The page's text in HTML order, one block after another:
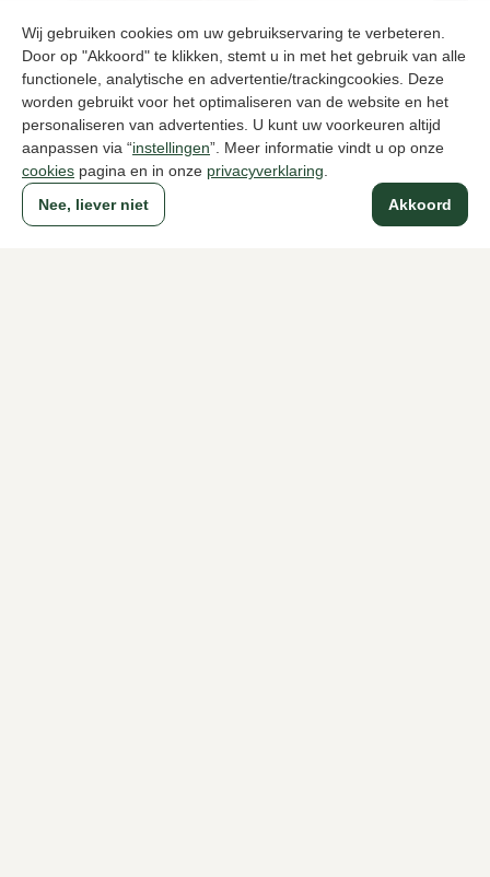
Wij gebruiken cookies om uw gebruikservaring te verbeteren.
Door op "Akkoord" te klikken, stemt u in met het gebruik van alle
functionele, analytische en advertentie/trackingcookies. Deze
worden gebruikt voor het optimaliseren van de website en het
personaliseren van advertenties. U kunt uw voorkeuren altijd
aanpassen via “instellingen”. Meer informatie vindt u op onze
cookies pagina en in onze privacyverklaring
Akkoord
Nee, liever niet
Nalini
Metallic instappers dames
219,95132,00
Kroll
Blauwe
199,95